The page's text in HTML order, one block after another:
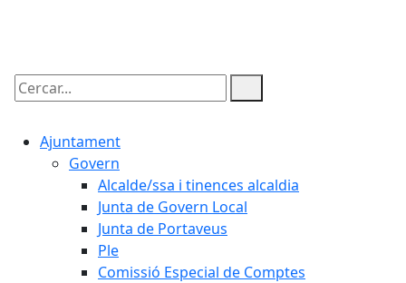
Cercar:
Ajuntament
Govern
Alcalde/ssa i tinences alcaldia
Junta de Govern Local
Junta de Portaveus
Ple
Comissió Especial de Comptes